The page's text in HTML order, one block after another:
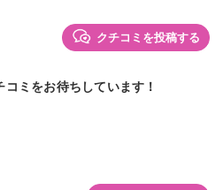
クチコミを投稿する
ミをお待ちしています！